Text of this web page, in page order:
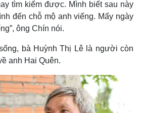
Thị trường
Giá vàng
Tiêu dùng
tìm kiếm được. Mình biết sau này
đến chỗ mộ anh viếng. Mấy ngày
ông Chín nói.
bà Huỳnh Thị Lê là người còn
anh Hai Quên.